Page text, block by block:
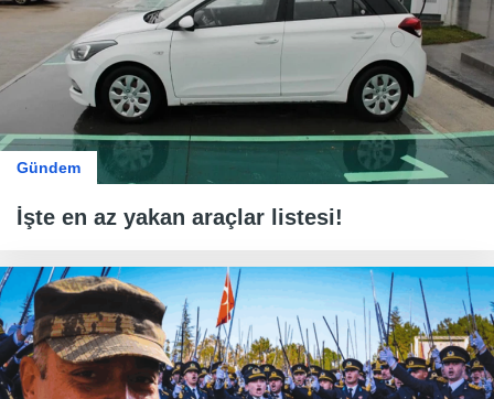
Gündem
İşte en az yakan araçlar listesi!